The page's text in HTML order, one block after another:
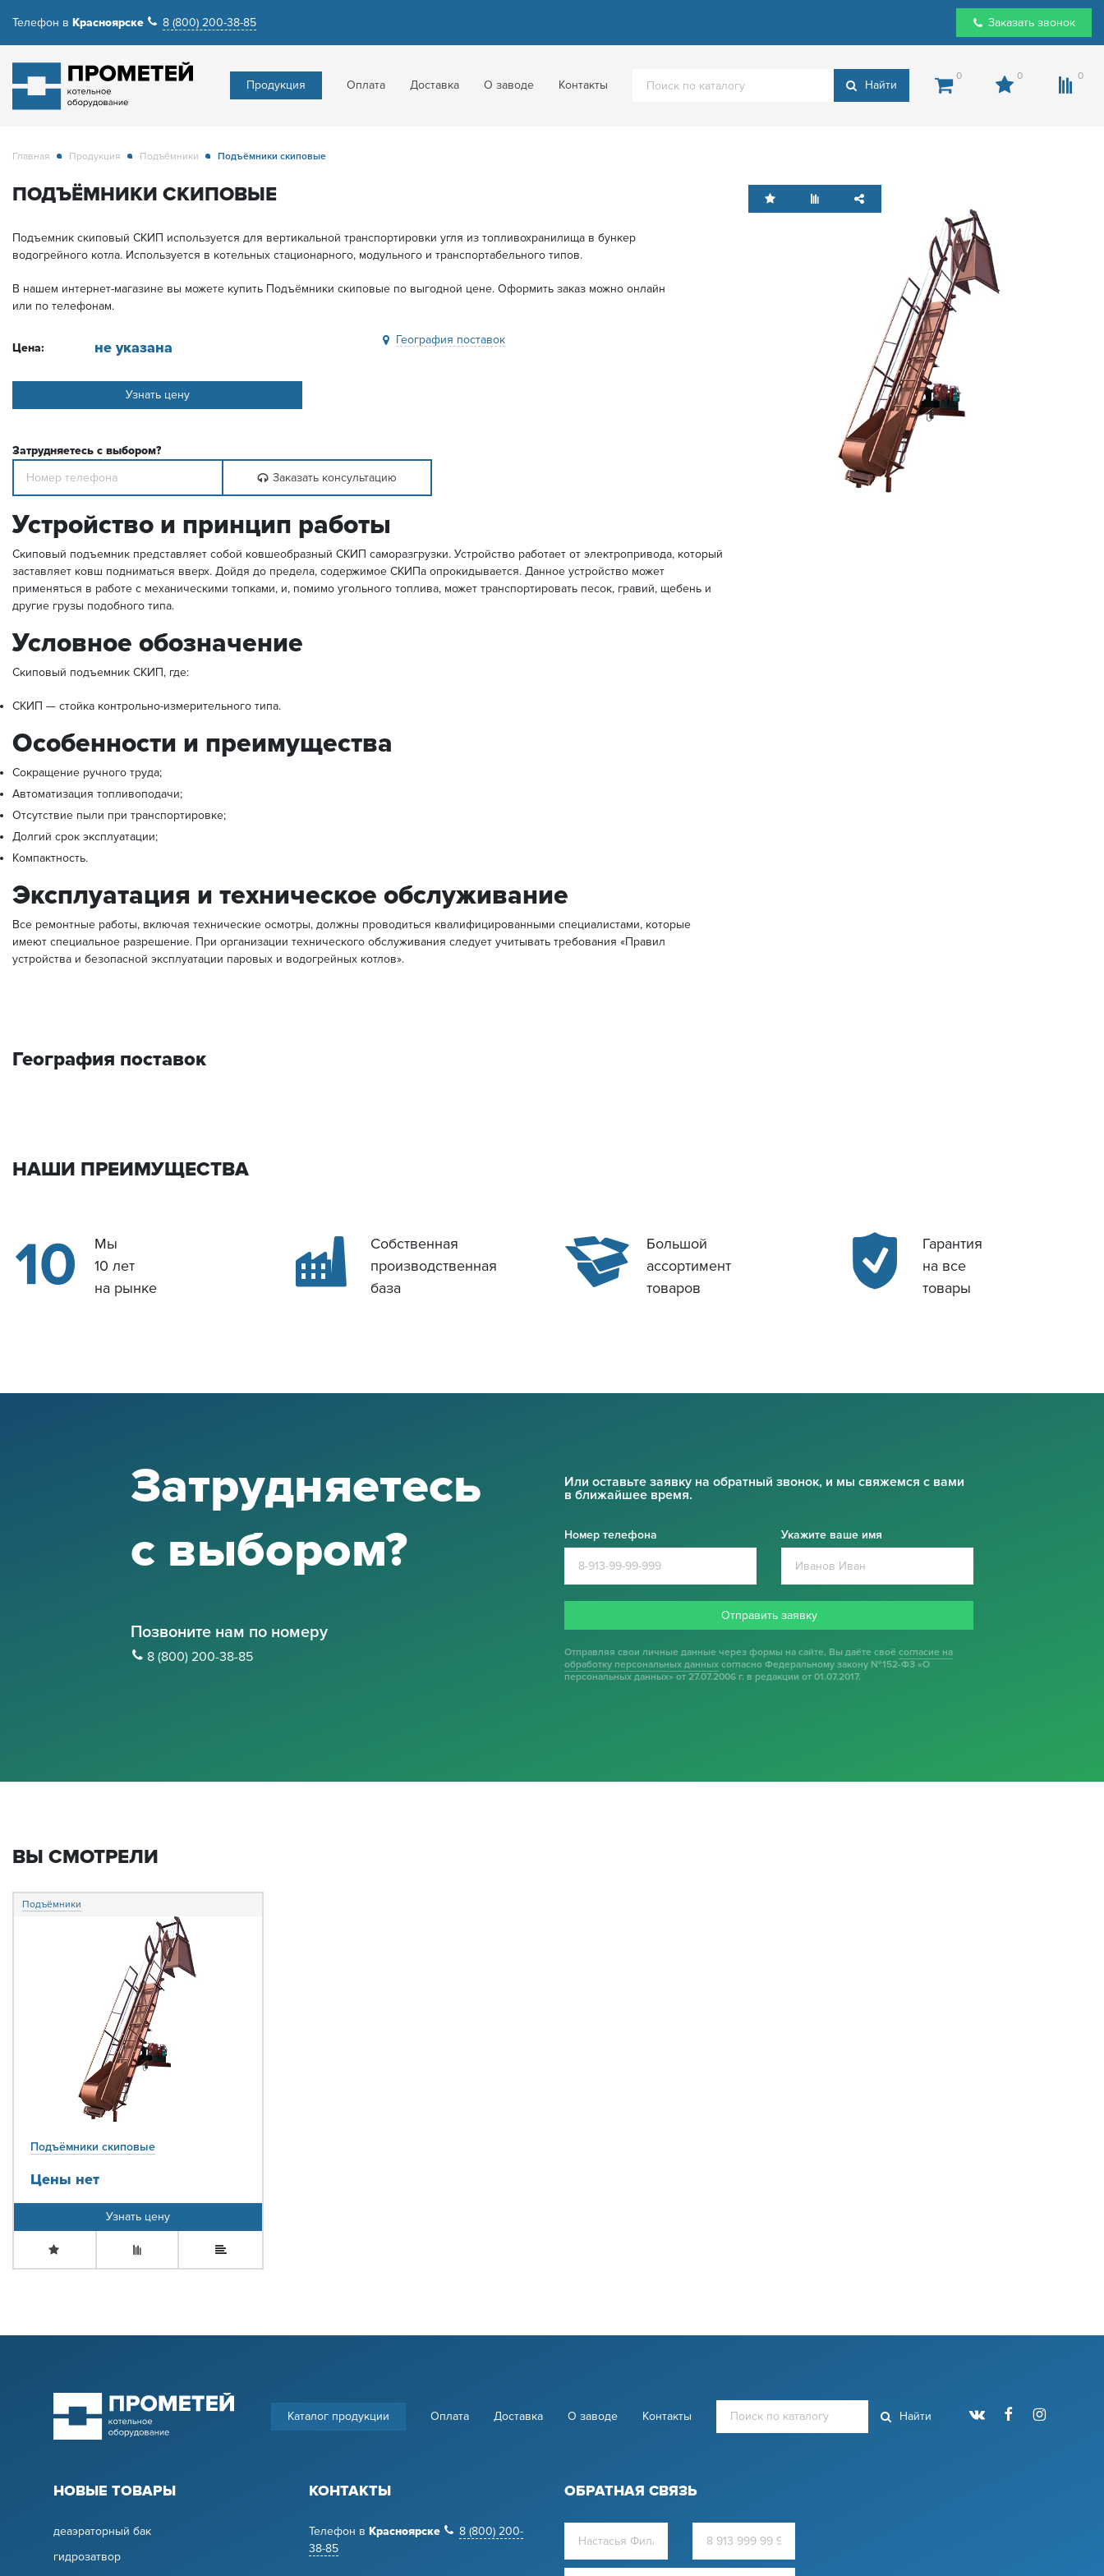
Телефон в Красноярске 8 (800) 200-38-85 Заказать звонок
Продукция Оплата Доставка О заводе Контакты Найти
0 0 0
Главная Продукция Подъёмники Подъёмники скиповые
ПОДЪЁМНИКИ СКИПОВЫЕ
Подъемник скиповый СКИП используется для вертикальной транспортировки угля из топливохранилища в бункер
водогрейного котла. Используется в котельных стационарного, модульного и транспортабельного типов.
В нашем интернет-магазине вы можете купить Подъёмники скиповые по выгодной цене. Оформить заказ можно онлайн
или по телефонам.
Цена: не указана
Узнать цену
География поставок
Затрудняетесь с выбором?
Заказать консультацию
Устройство и принцип работы
Скиповый подъемник представляет собой ковшеобразный СКИП саморазгрузки. Устройство работает от электропривода, который
заставляет ковш подниматься вверх. Дойдя до предела, содержимое СКИПа опрокидывается. Данное устройство может
применяться в работе с механическими топками, и, помимо угольного топлива, может транспортировать песок, гравий, щебень и
другие грузы подобного типа.
Условное обозначение
Скиповый подъемник СКИП, где:
СКИП — стойка контрольно-измерительного типа.
Особенности и преимущества
Сокращение ручного труда;
Автоматизация топливоподачи;
Отсутствие пыли при транспортировке;
Долгий срок эксплуатации;
Компактность.
Эксплуатация и техническое обслуживание
Все ремонтные работы, включая технические осмотры, должны проводиться квалифицированными специалистами, которые
имеют специальное разрешение. При организации технического обслуживания следует учитывать требования «Правил
устройства и безопасной эксплуатации паровых и водогрейных котлов».
География поставок
НАШИ ПРЕИМУЩЕСТВА
Мы
10 лет
на рынке
Собственная
производственная
база
Большой
ассортимент
товаров
Гарантия
на все
товары
Затрудняетесь
с выбором?
Позвоните нам по номеру
8 (800) 200-38-85
Или оставьте заявку на обратный звонок, и мы свяжемся с вами
в ближайшее время.
Номер телефона Укажите ваше имя
Отправить заявку
Отправляя свои личные данные через формы на сайте, Вы даёте своё согласие на
обработку персональных данных согласно Федеральному закону №152-ФЗ «О
персональных данных» от 27.07.2006 г. в редакции от 01.07.2017.
ВЫ СМОТРЕЛИ
Подъёмники
Подъёмники скиповые
Цены нет
Узнать цену
Каталог продукции Оплата Доставка О заводе Контакты Найти
НОВЫЕ ТОВАРЫ
деаэраторный бак
гидрозатвор
КОНТАКТЫ
Телефон в Красноярске
8 (800) 200-
38-85
ОБРАТНАЯ СВЯЗЬ